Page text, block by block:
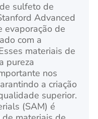
sulfeto de
Advanced
evaporação de
com a
materiais de
pureza
nos
a criação
superior.
(SAM) é